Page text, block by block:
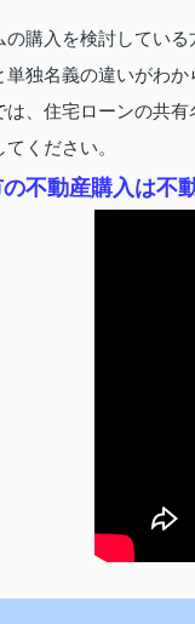
の購入を検討してい
単独名義の違いがわか
は、住宅ローンの共
ください。
の不動産購入は不